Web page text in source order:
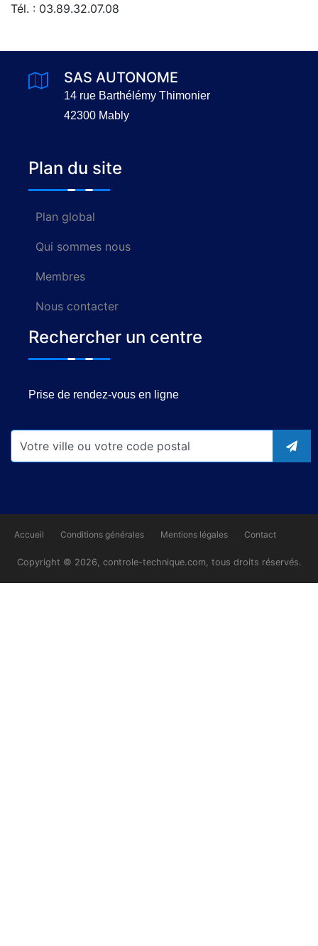
Tél. : 03.89.32.07.08
SAS AUTONOME
14 rue Barthélémy Thimonier
42300 Mably
Plan du site
Plan global
Qui sommes nous
Membres
Nous contacter
Rechercher un centre
Prise de rendez-vous en ligne
Accueil Conditions générales Mentions légales Contact
Copyright © 2026, controle-technique.com, tous droits réservés.